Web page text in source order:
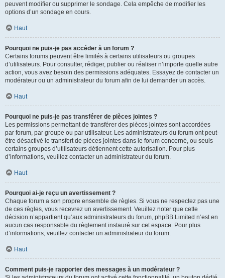
peuvent modifier ou supprimer le sondage. Cela empêche de modifier les
options d’un sondage en cours.
Haut
Pourquoi ne puis-je pas accéder à un forum ?
Certains forums peuvent être limités à certains utilisateurs ou groupes
d’utilisateurs. Pour consulter, rédiger, publier ou réaliser n’importe quelle autre
action, vous avez besoin des permissions adéquates. Essayez de contacter un
modérateur ou un administrateur du forum afin de lui demander un accès.
Haut
Pourquoi ne puis-je pas transférer de pièces jointes ?
Les permissions permettant de transférer des pièces jointes sont accordées
par forum, par groupe ou par utilisateur. Les administrateurs du forum ont peut-
être désactivé le transfert de pièces jointes dans le forum concerné, ou seuls
certains groupes d’utilisateurs détiennent cette autorisation. Pour plus
d’informations, veuillez contacter un administrateur du forum.
Haut
Pourquoi ai-je reçu un avertissement ?
Chaque forum a son propre ensemble de règles. Si vous ne respectez pas une
de ces règles, vous recevrez un avertissement. Veuillez noter que cette
décision n’appartient qu’aux administrateurs du forum, phpBB Limited n’est en
aucun cas responsable du règlement instauré sur cet espace. Pour plus
d’informations, veuillez contacter un administrateur du forum.
Haut
Comment puis-je rapporter des messages à un modérateur ?